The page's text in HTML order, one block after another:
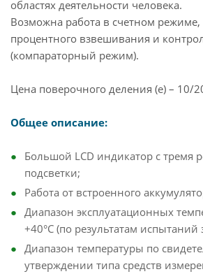
областях деятельности человека.
Возможна работа в счетном
процентного взвешивания и
(компараторный режим).
Цена поверочного деления (e) – 10/
Общее описание:
Большой LCD индикатор с
подсветки;
Работа от встроенного
Диапазон эксплуатационных
+40°С (по результатам
Диапазон температуры по
утверждении типа средств